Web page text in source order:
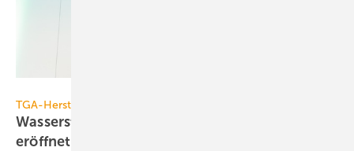
TGA-Hersteller
Wasserstoff: H2Powerplant auf dem Wilopark
eröffnet